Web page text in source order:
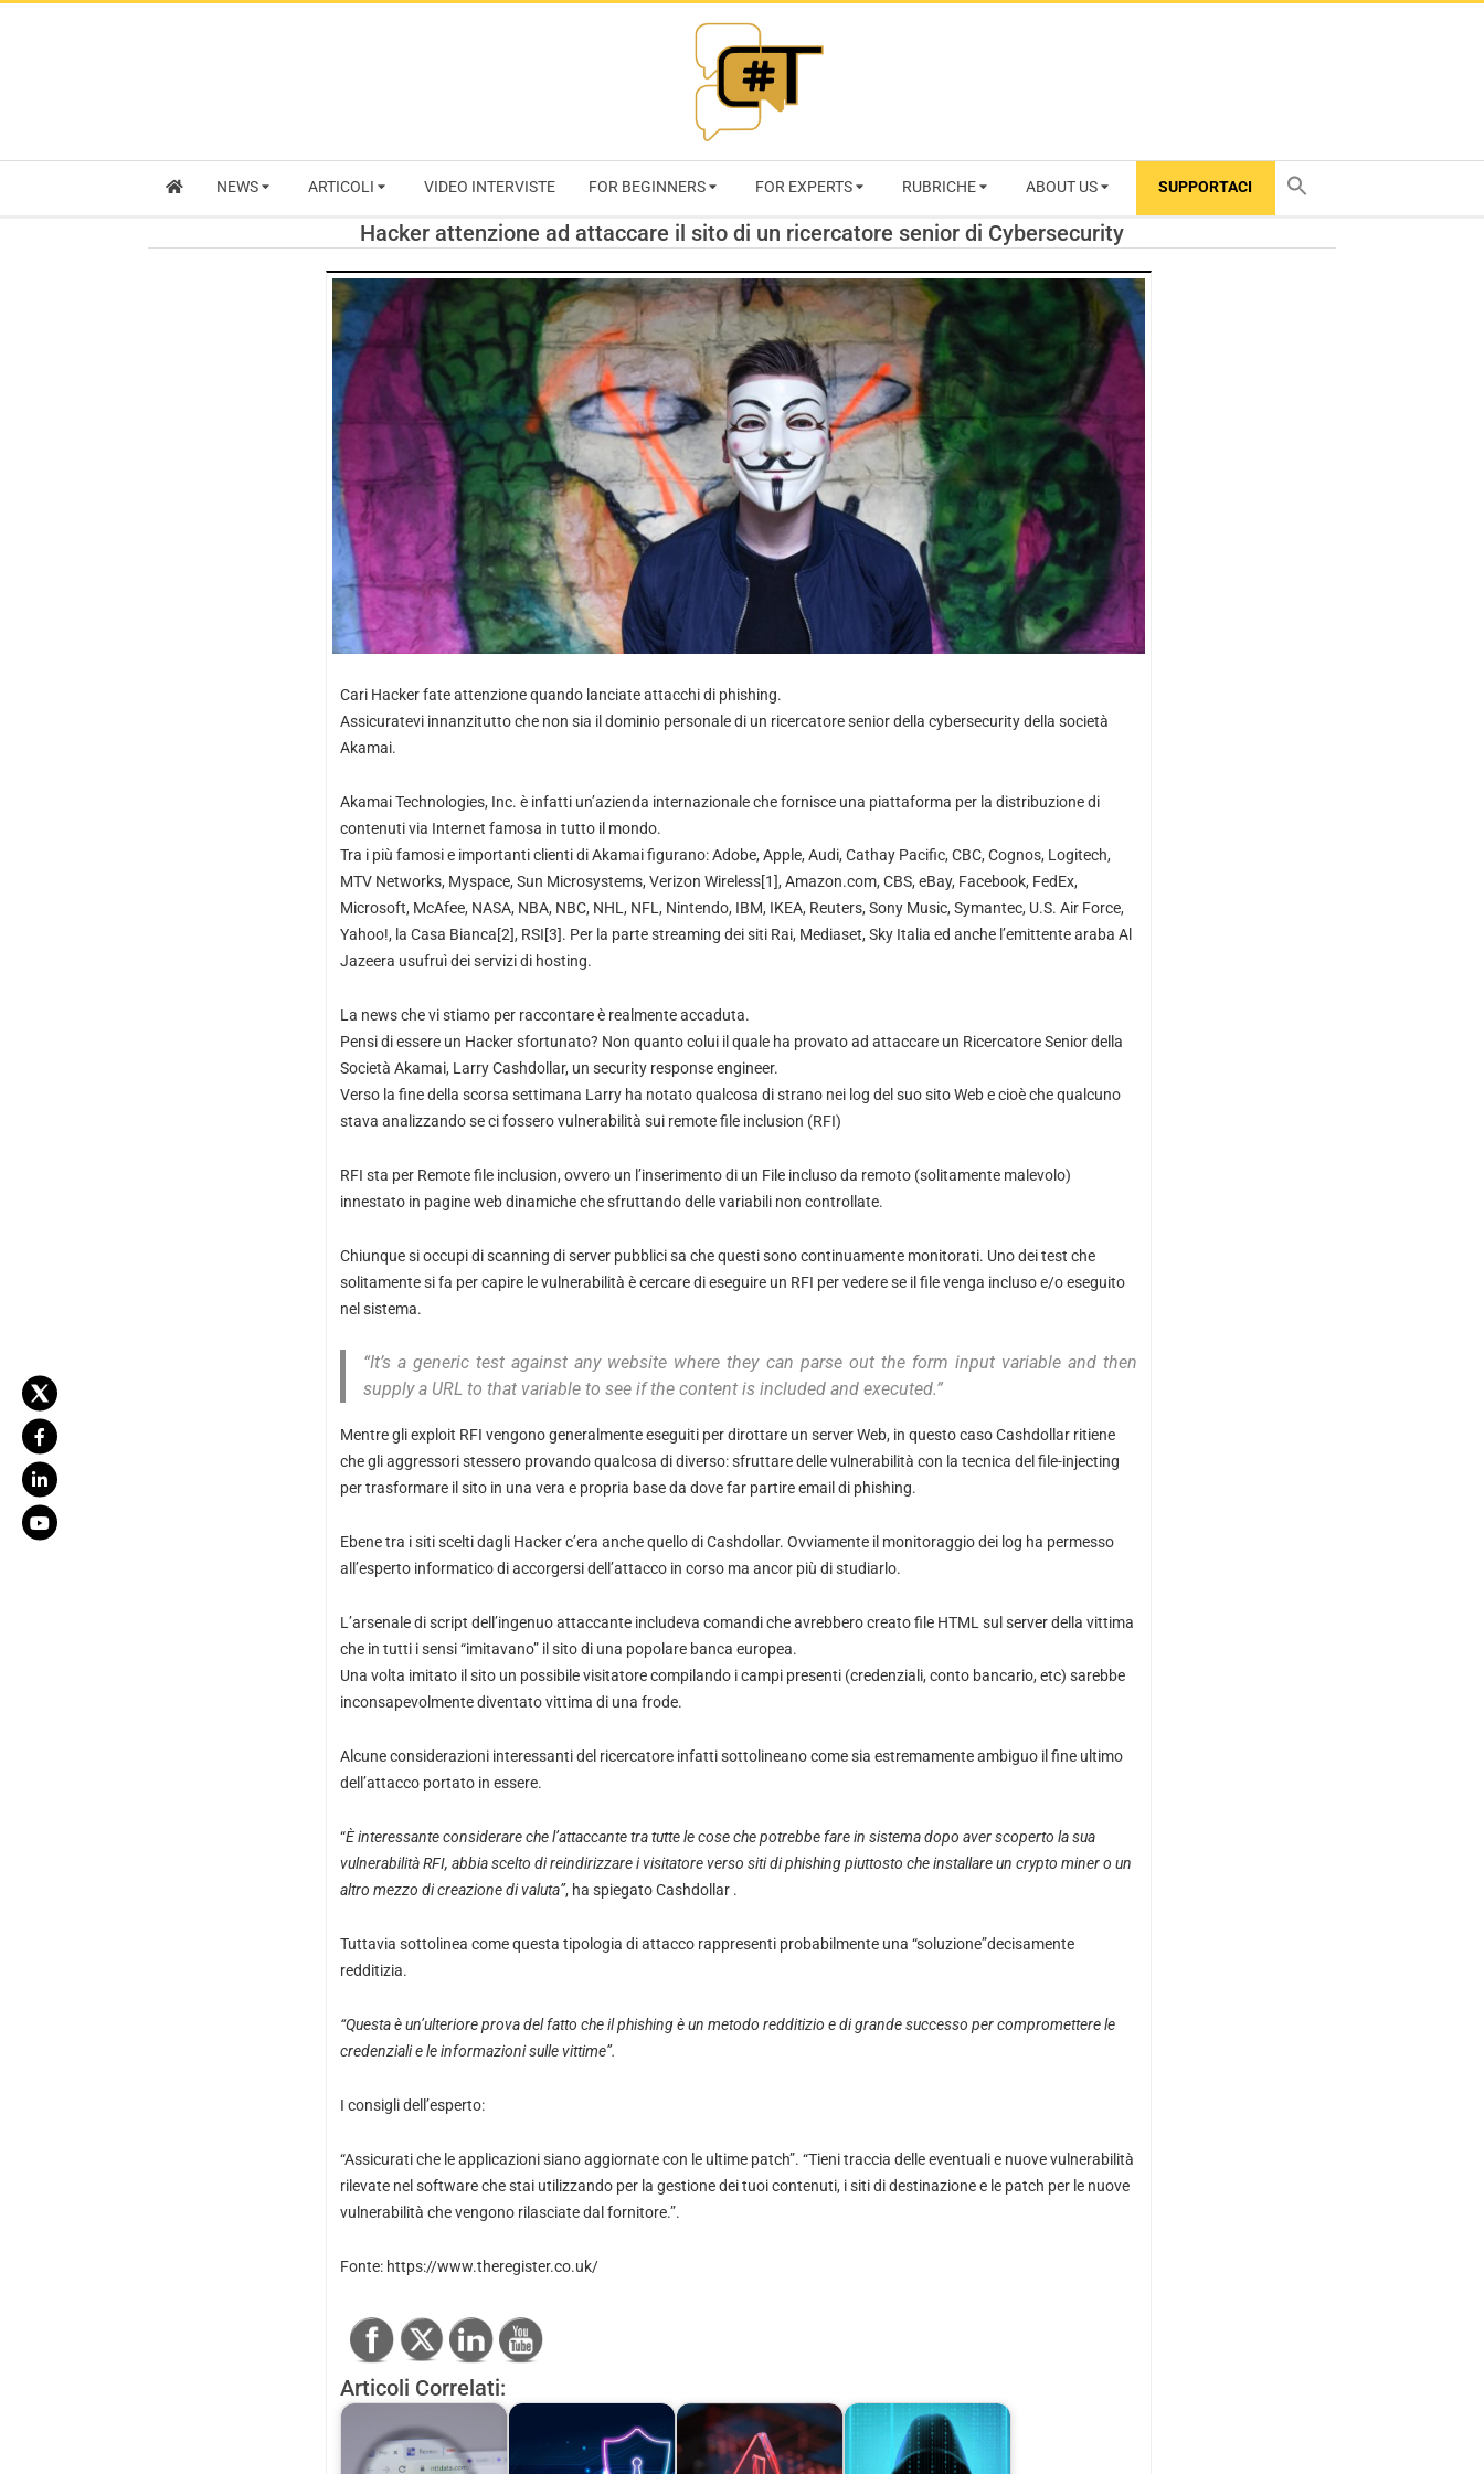
RIVISTA
CYBERSECURITY
TRENDS
NEWS ARTICOLI VIDEO INTERVISTE FOR BEGINNERS FOR EXPERTS RUBRICHE ABOUT US SUPPORTACI
Hacker attenzione ad attaccare il sito di un ricercatore senior di Cybersecurity
Cari Hacker fate attenzione quando lanciate attacchi di phishing.
Assicuratevi innanzitutto che non sia il dominio personale di un ricercatore senior della cybersecurity della società
Akamai.
Akamai Technologies, Inc. è infatti un’azienda internazionale che fornisce una piattaforma per la distribuzione di
contenuti via Internet famosa in tutto il mondo.
Tra i più famosi e importanti clienti di Akamai figurano: Adobe, Apple, Audi, Cathay Pacific, CBC, Cognos, Logitech,
MTV Networks, Myspace, Sun Microsystems, Verizon Wireless[1], Amazon.com, CBS, eBay, Facebook, FedEx,
Microsoft, McAfee, NASA, NBA, NBC, NHL, NFL, Nintendo, IBM, IKEA, Reuters, Sony Music, Symantec, U.S. Air Force,
Yahoo!, la Casa Bianca[2], RSI[3]. Per la parte streaming dei siti Rai, Mediaset, Sky Italia ed anche l’emittente araba Al
Jazeera usufruì dei servizi di hosting.
La news che vi stiamo per raccontare è realmente accaduta.
Pensi di essere un Hacker sfortunato? Non quanto colui il quale ha provato ad attaccare un Ricercatore Senior della
Società Akamai, Larry Cashdollar, un security response engineer.
Verso la fine della scorsa settimana Larry ha notato qualcosa di strano nei log del suo sito Web e cioè che qualcuno
stava analizzando se ci fossero vulnerabilità sui remote file inclusion (RFI)
RFI sta per Remote file inclusion, ovvero un l’inserimento di un File incluso da remoto (solitamente malevolo)
innestato in pagine web dinamiche che sfruttando delle variabili non controllate.
Chiunque si occupi di scanning di server pubblici sa che questi sono continuamente monitorati. Uno dei test che
solitamente si fa per capire le vulnerabilità è cercare di eseguire un RFI per vedere se il file venga incluso e/o eseguito
nel sistema.
“It’s a generic test against any website where they can parse out the form input variable and then
supply a URL to that variable to see if the content is included and executed.”
Mentre gli exploit RFI vengono generalmente eseguiti per dirottare un server Web, in questo caso Cashdollar ritiene
che gli aggressori stessero provando qualcosa di diverso: sfruttare delle vulnerabilità con la tecnica del file-injecting
per trasformare il sito in una vera e propria base da dove far partire email di phishing.
Ebene tra i siti scelti dagli Hacker c’era anche quello di Cashdollar. Ovviamente il monitoraggio dei log ha permesso
all’esperto informatico di accorgersi dell’attacco in corso ma ancor più di studiarlo.
L’arsenale di script dell’ingenuo attaccante includeva comandi che avrebbero creato file HTML sul server della vittima
che in tutti i sensi “imitavano” il sito di una popolare banca europea.
Una volta imitato il sito un possibile visitatore compilando i campi presenti (credenziali, conto bancario, etc) sarebbe
inconsapevolmente diventato vittima di una frode.
Alcune considerazioni interessanti del ricercatore infatti sottolineano come sia estremamente ambiguo il fine ultimo
dell’attacco portato in essere.
“È interessante considerare che l’attaccante tra tutte le cose che potrebbe fare in sistema dopo aver scoperto la sua
vulnerabilità RFI, abbia scelto di reindirizzare i visitatore verso siti di phishing piuttosto che installare un crypto miner o un
altro mezzo di creazione di valuta”, ha spiegato Cashdollar .
Tuttavia sottolinea come questa tipologia di attacco rappresenti probabilmente una “soluzione”decisamente
redditizia.
“Questa è un’ulteriore prova del fatto che il phishing è un metodo redditizio e di grande successo per compromettere le
credenziali e le informazioni sulle vittime”.
I consigli dell’esperto:
“Assicurati che le applicazioni siano aggiornate con le ultime patch”. “Tieni traccia delle eventuali e nuove vulnerabilità
rilevate nel software che stai utilizzando per la gestione dei tuoi contenuti, i siti di destinazione e le patch per le nuove
vulnerabilità che vengono rilasciate dal fornitore.”.
Fonte: https://www.theregister.co.uk/
Articoli Correlati: